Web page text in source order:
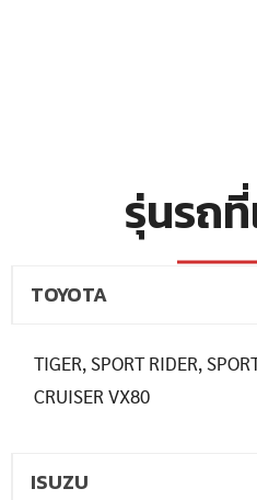
รุ่นรถ
TOYOTA
TIGER, SPORT RIDER,
CRUISER VX80
ISUZU